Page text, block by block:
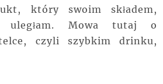
który swoim składem,
uległam. Mowa tutaj o
czyli szybkim drinku,